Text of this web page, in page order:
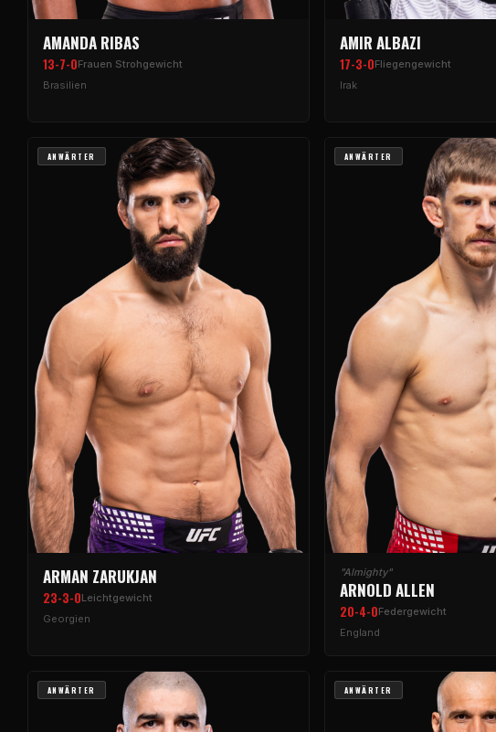
AMANDA RIBAS
13-7-0Frauen Strohgewicht
Brasilien
AMIR ALBAZI
17-3-0Fliegengewicht
Irak
ANWÄRTER
ARMAN ZARUKJAN
23-3-0Leichtgewicht
Georgien
ANWÄRTER
"Almighty"
ARNOLD ALLEN
20-4-0Federgewicht
England
ANWÄRTER ANWÄRTER